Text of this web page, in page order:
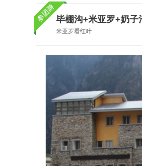
毕棚沟+米亚罗+奶子
米亚罗看红叶